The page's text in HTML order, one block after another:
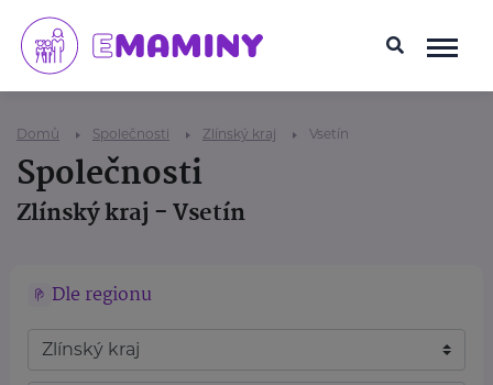
Domů Společnosti Zlínský kraj Vsetín
Společnosti
Zlínský kraj - Vsetín
Dle regionu